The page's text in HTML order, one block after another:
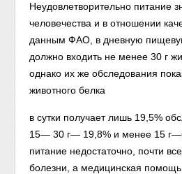
Неудовлетворительно питание
человечества и в отношении
данным ФАО, в дневную
должно входить не менее 30 г
однако их же обследования
животного белка
в сутки получает лишь 19,5%
15— 30 г— 19,8% и менее 15
питание недостаточно, почти
болезни, а медицинская